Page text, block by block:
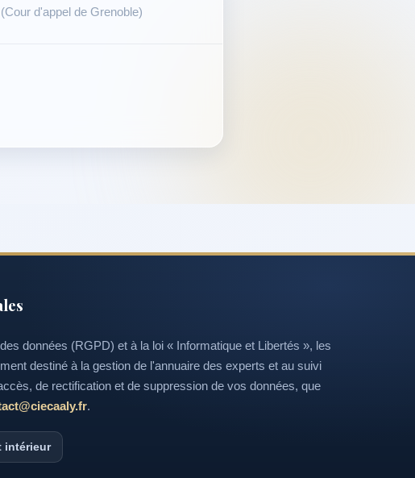
(Cour d'appel de Grenoble)
données (RGPD) et à la loi « Informatique et Libertés », les
destiné à la gestion de l'annuaire des experts et au suivi
de rectification et de suppression de vos données, que
.
intérieur